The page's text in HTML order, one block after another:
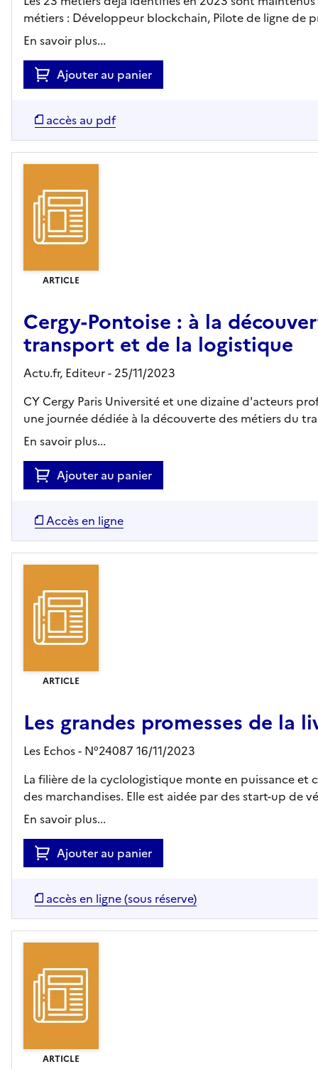
métiers : Développeur blockchain, Pilote de ligne de
En savoir plus...
Ajouter au panier
accès au pdf
ARTICLE
Cergy-Pontoise : à la
transport et de la logistique
Actu.fr, Editeur- 25/11/2023
CY Cergy Paris Université et une dizaine d'acteurs
une journée dédiée à la découverte des métiers du
En savoir plus...
Ajouter au panier
Accès en ligne
ARTICLE
Les grandes promesses de la
Les Echos - N°24087 16/11/2023
La filière de la cyclologistique monte en puissance
des marchandises. Elle est aidée par des start-up de
En savoir plus...
Ajouter au panier
accès en ligne (sous réserve)
ARTICLE